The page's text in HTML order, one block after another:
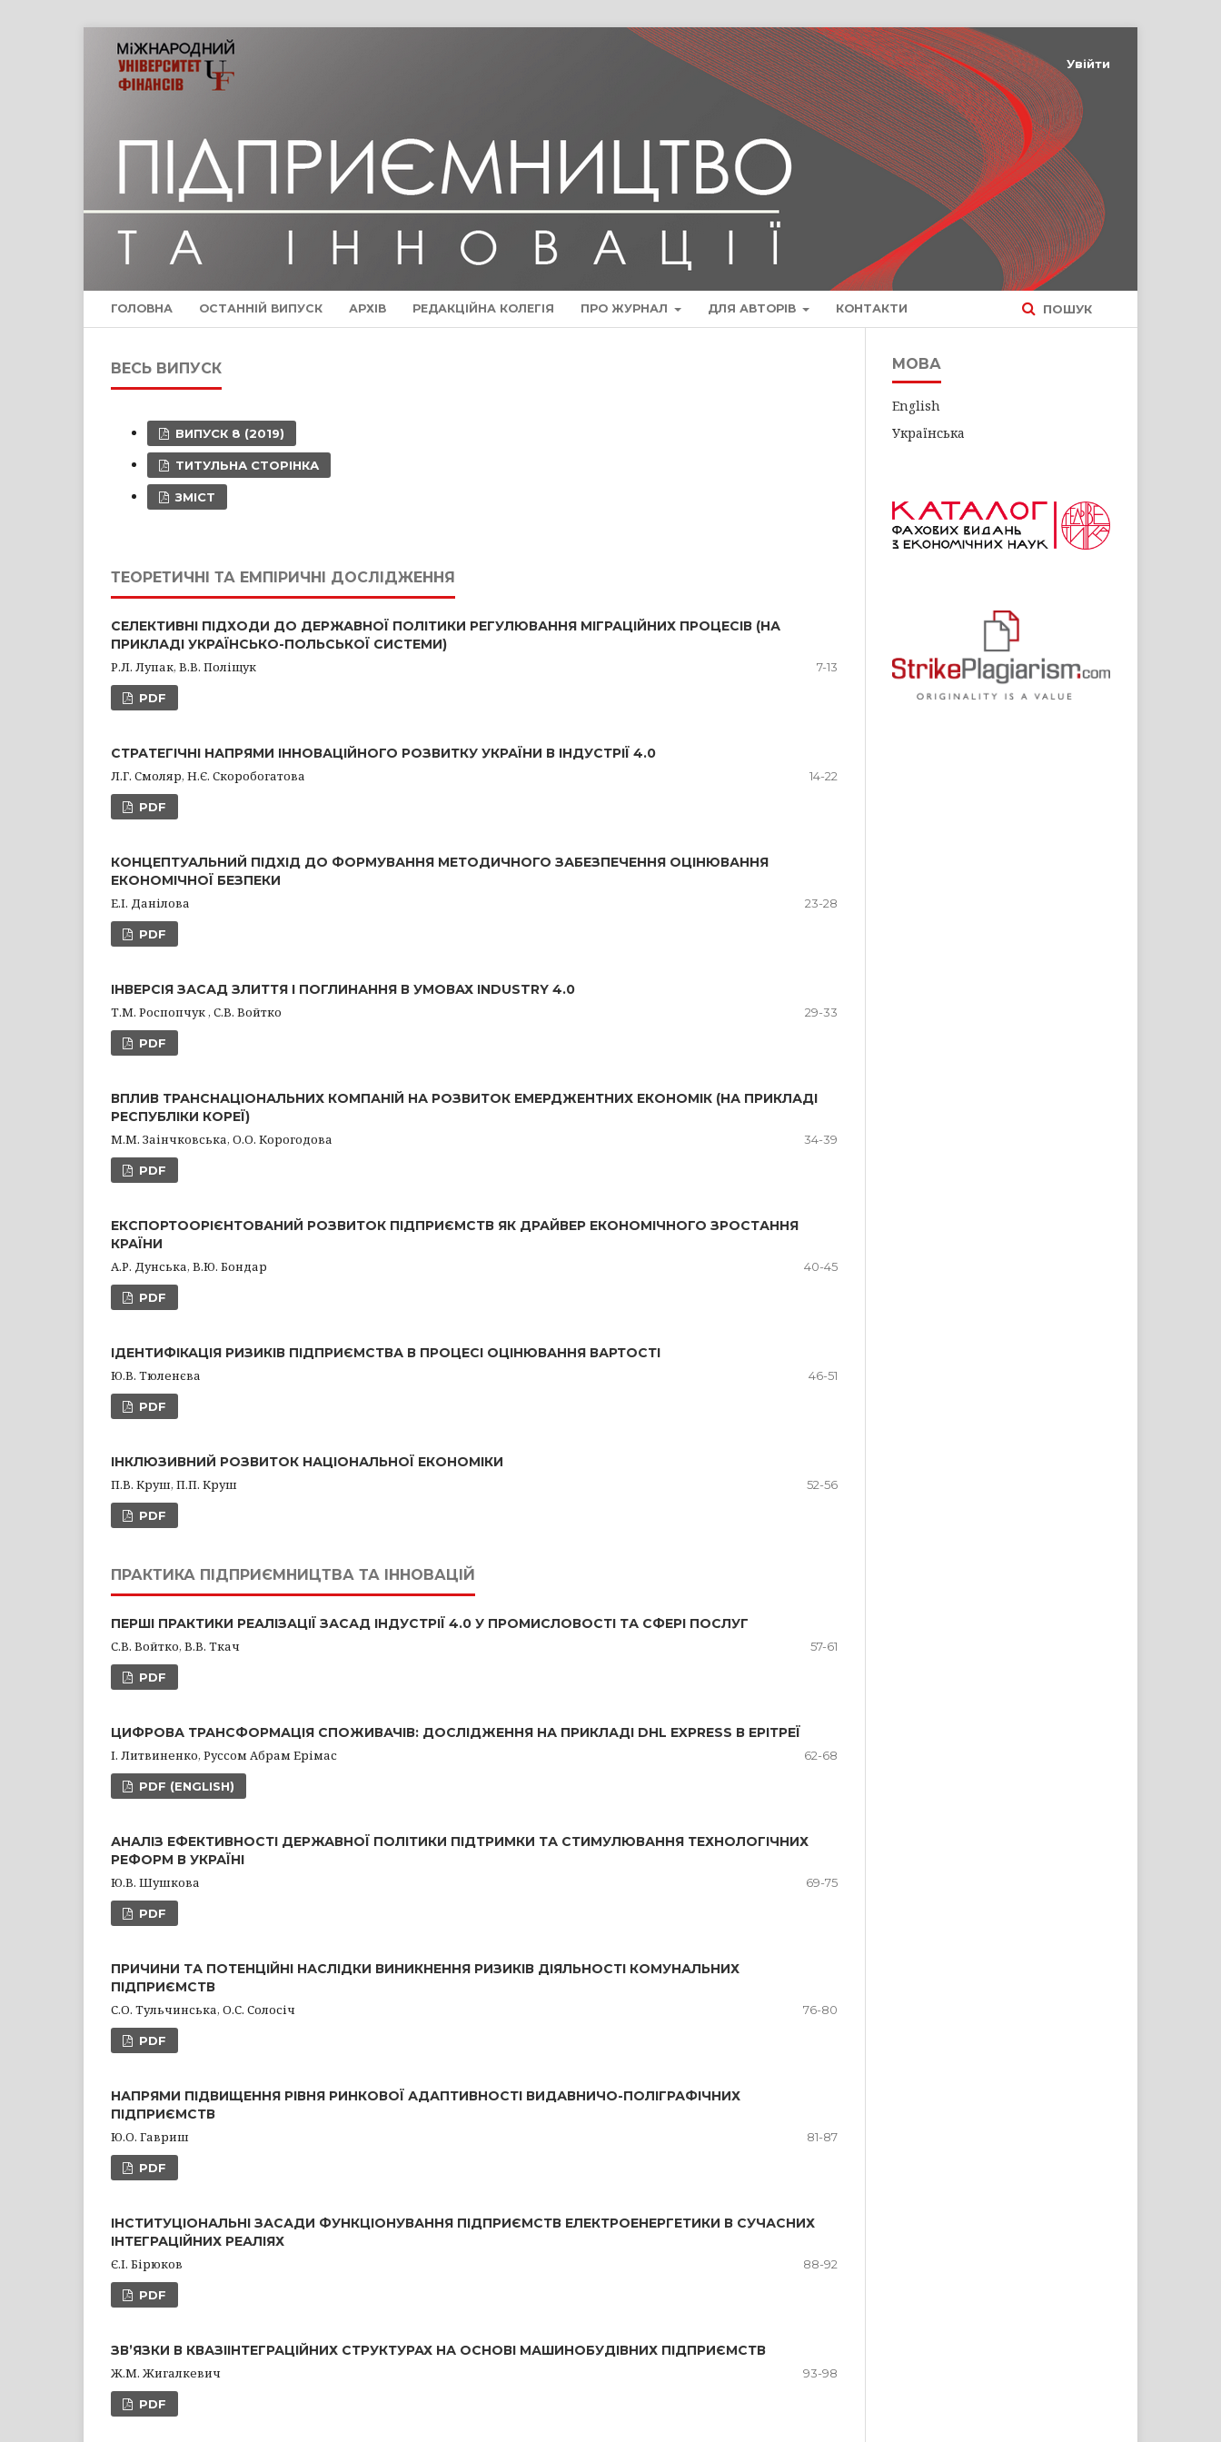
ГОЛОВНА ОСТАННІЙ ВИПУСК АРХІВ РЕДАКЦІЙНА КОЛЕГІЯ ПРО ЖУРНАЛ ДЛЯ АВТОРІВ КОНТАКТИ ПОШУК
Увійти
ВЕСЬ ВИПУСК
ВИПУСК 8 (2019)
ТИТУЛЬНА СТОРІНКА
ЗМІСТ
ТЕОРЕТИЧНІ ТА ЕМПІРИЧНІ ДОСЛІДЖЕННЯ
СЕЛЕКТИВНІ ПІДХОДИ ДО ДЕРЖАВНОЇ ПОЛІТИКИ РЕГУЛЮВАННЯ МІГРАЦІЙНИХ ПРОЦЕСІВ (НА
ПРИКЛАДІ УКРАЇНСЬКО-ПОЛЬСЬКОЇ СИСТЕМИ)
Р.Л. Лупак, В.В. Поліщук
7-13
PDF
СТРАТЕГІЧНІ НАПРЯМИ ІННОВАЦІЙНОГО РОЗВИТКУ УКРАЇНИ В ІНДУСТРІЇ 4.0
Л.Г. Смоляр, Н.Є. Скоробогатова
14-22
PDF
КОНЦЕПТУАЛЬНИЙ ПІДХІД ДО ФОРМУВАННЯ МЕТОДИЧНОГО ЗАБЕЗПЕЧЕННЯ ОЦІНЮВАННЯ
ЕКОНОМІЧНОЇ БЕЗПЕКИ
Е.І. Данілова
23-28
PDF
ІНВЕРСІЯ ЗАСАД ЗЛИТТЯ І ПОГЛИНАННЯ В УМОВАХ INDUSTRY 4.0
Т.М. Роспопчук , С.В. Войтко
29-33
PDF
ВПЛИВ ТРАНСНАЦІОНАЛЬНИХ КОМПАНІЙ НА РОЗВИТОК ЕМЕРДЖЕНТНИХ ЕКОНОМІК (НА ПРИКЛАДІ
РЕСПУБЛІКИ КОРЕЇ)
М.М. Заінчковська, О.О. Корогодова
34-39
PDF
ЕКСПОРТООРІЄНТОВАНИЙ РОЗВИТОК ПІДПРИЄМСТВ ЯК ДРАЙВЕР ЕКОНОМІЧНОГО ЗРОСТАННЯ
КРАЇНИ
А.Р. Дунська, В.Ю. Бондар
40-45
PDF
ІДЕНТИФІКАЦІЯ РИЗИКІВ ПІДПРИЄМСТВА В ПРОЦЕСІ ОЦІНЮВАННЯ ВАРТОСТІ
Ю.В. Тюленєва
46-51
PDF
ІНКЛЮЗИВНИЙ РОЗВИТОК НАЦІОНАЛЬНОЇ ЕКОНОМІКИ
П.В. Круш, П.П. Круш
52-56
PDF
ПРАКТИКА ПІДПРИЄМНИЦТВА ТА ІННОВАЦІЙ
ПЕРШІ ПРАКТИКИ РЕАЛІЗАЦІЇ ЗАСАД ІНДУСТРІЇ 4.0 У ПРОМИСЛОВОСТІ ТА СФЕРІ ПОСЛУГ
С.В. Войтко, В.В. Ткач
57-61
PDF
ЦИФРОВА ТРАНСФОРМАЦІЯ СПОЖИВАЧІВ: ДОСЛІДЖЕННЯ НА ПРИКЛАДІ DHL EXPRESS В ЕРІТРЕЇ
І. Литвиненко, Руссом Абрам Ерімас
62-68
PDF (ENGLISH)
АНАЛІЗ ЕФЕКТИВНОСТІ ДЕРЖАВНОЇ ПОЛІТИКИ ПІДТРИМКИ ТА СТИМУЛЮВАННЯ ТЕХНОЛОГІЧНИХ
РЕФОРМ В УКРАЇНІ
Ю.В. Шушкова
69-75
PDF
ПРИЧИНИ ТА ПОТЕНЦІЙНІ НАСЛІДКИ ВИНИКНЕННЯ РИЗИКІВ ДІЯЛЬНОСТІ КОМУНАЛЬНИХ
ПІДПРИЄМСТВ
С.О. Тульчинська, О.С. Солосіч
76-80
PDF
НАПРЯМИ ПІДВИЩЕННЯ РІВНЯ РИНКОВОЇ АДАПТИВНОСТІ ВИДАВНИЧО-ПОЛІГРАФІЧНИХ
ПІДПРИЄМСТВ
Ю.О. Гавриш
81-87
PDF
ІНСТИТУЦІОНАЛЬНІ ЗАСАДИ ФУНКЦІОНУВАННЯ ПІДПРИЄМСТВ ЕЛЕКТРОЕНЕРГЕТИКИ В СУЧАСНИХ
ІНТЕГРАЦІЙНИХ РЕАЛІЯХ
Є.І. Бірюков
88-92
PDF
ЗВ’ЯЗКИ В КВАЗІІНТЕГРАЦІЙНИХ СТРУКТУРАХ НА ОСНОВІ МАШИНОБУДІВНИХ ПІДПРИЄМСТВ
Ж.М. Жигалкевич
93-98
PDF
МОВА
English
Українська